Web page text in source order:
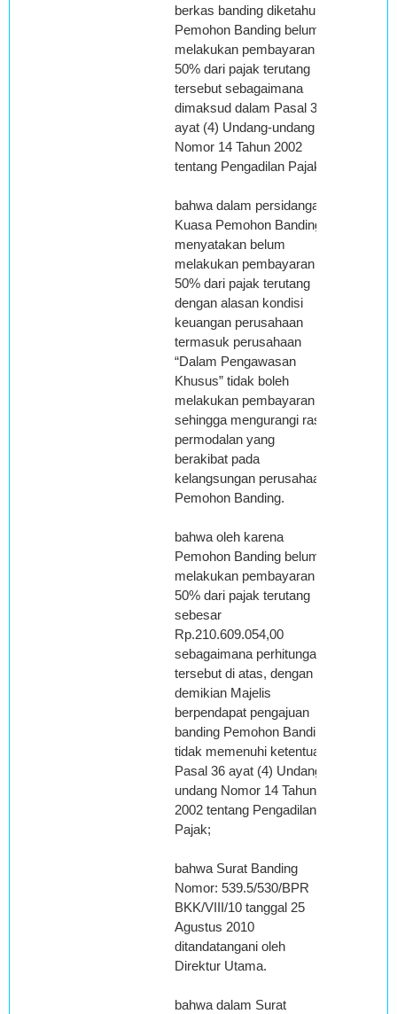
berkas banding diketahui
Pemohon Banding belum
melakukan pembayaran
50% dari pajak terutang
tersebut sebagaimana
dimaksud dalam Pasal 36
ayat (4) Undang-undang
Nomor 14 Tahun 2002
tentang Pengadilan Pajak.
bahwa dalam persidangan
Kuasa Pemohon Banding
menyatakan belum
melakukan pembayaran
50% dari pajak terutang
dengan alasan kondisi
keuangan perusahaan
termasuk perusahaan
“Dalam Pengawasan
Khusus” tidak boleh
melakukan pembayaran
sehingga mengurangi rasio
permodalan yang
berakibat pada
kelangsungan perusahaan
Pemohon Banding.
bahwa oleh karena
Pemohon Banding belum
melakukan pembayaran
50% dari pajak terutang
sebesar
Rp.210.609.054,00
sebagaimana perhitungan
tersebut di atas, dengan
demikian Majelis
berpendapat pengajuan
banding Pemohon Banding
tidak memenuhi ketentuan
Pasal 36 ayat (4) Undang-
undang Nomor 14 Tahun
2002 tentang Pengadilan
Pajak;
bahwa Surat Banding
Nomor: 539.5/530/BPR
BKK/VIII/10 tanggal 25
Agustus 2010
ditandatangani oleh
Direktur Utama.
bahwa dalam Surat